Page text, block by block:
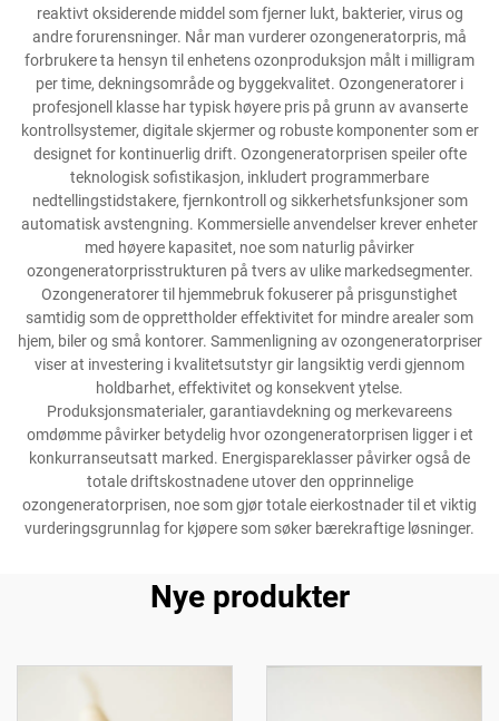
Tilfeller
Kontakt Oss
reaktivt oksiderende middel som fjerner lukt, bakterier, virus og
andre forurensninger. Når man vurderer ozongeneratorpris, må
forbrukere ta hensyn til enhetens ozonproduksjon målt i milligram
per time, dekningsområde og byggekvalitet. Ozongeneratorer i
profesjonell klasse har typisk høyere pris på grunn av avanserte
kontrollsystemer, digitale skjermer og robuste komponenter som er
designet for kontinuerlig drift. Ozongeneratorprisen speiler ofte
teknologisk sofistikasjon, inkludert programmerbare
nedtellingstidstakere, fjernkontroll og sikkerhetsfunksjoner som
automatisk avstengning. Kommersielle anvendelser krever enheter
med høyere kapasitet, noe som naturlig påvirker
ozongeneratorprisstrukturen på tvers av ulike markedsegmenter.
Ozongeneratorer til hjemmebruk fokuserer på prisgunstighet
samtidig som de opprettholder effektivitet for mindre arealer som
hjem, biler og små kontorer. Sammenligning av ozongeneratorpriser
viser at investering i kvalitetsutstyr gir langsiktig verdi gjennom
holdbarhet, effektivitet og konsekvent ytelse.
Produksjonsmaterialer, garantiavdekning og merkevareens
omdømme påvirker betydelig hvor ozongeneratorprisen ligger i et
konkurranseutsatt marked. Energispareklasser påvirker også de
totale driftskostnadene utover den opprinnelige
ozongeneratorprisen, noe som gjør totale eierkostnader til et viktig
vurderingsgrunnlag for kjøpere som søker bærekraftige løsninger.
Nye produkter